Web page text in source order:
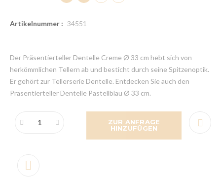
Artikelnummer : 34551
Der Präsentierteller Dentelle Creme Ø 33 cm hebt sich von
herkömmlichen Tellern ab und besticht durch seine Spitzenoptik.
Er gehört zur Tellerserie Dentelle. Entdecken Sie auch den
Präsentierteller Dentelle Pastellblau Ø 33 cm.
ZUR ANFRAGE
HINZUFÜGEN